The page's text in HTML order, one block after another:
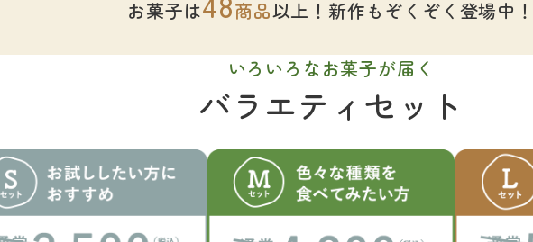
お菓子は 商品以上！ 新作もぞくぞく登場中
いろいろなお菓子が届く
バラエティセット